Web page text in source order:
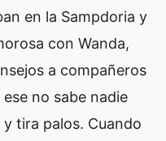
en la Sampdoria y
con Wanda,
a compañeros
no sabe nadie
tira palos. Cuando